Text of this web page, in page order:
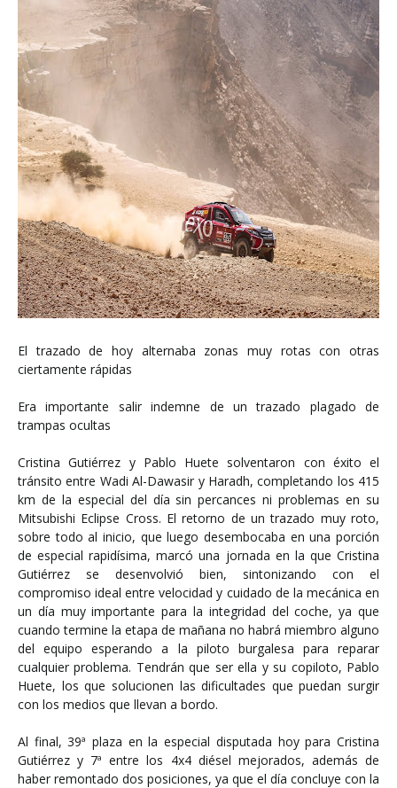
El trazado de hoy alternaba zonas muy rotas con otras
ciertamente rápidas
Era importante salir indemne de un trazado plagado de
trampas ocultas
Cristina Gutiérrez y Pablo Huete solventaron con éxito el
tránsito entre Wadi Al-Dawasir y Haradh, completando los 415
km de la especial del día sin percances ni problemas en su
Mitsubishi Eclipse Cross. El retorno de un trazado muy roto,
sobre todo al inicio, que luego desembocaba en una porción
de especial rapidísima, marcó una jornada en la que Cristina
Gutiérrez se desenvolvió bien, sintonizando con el
compromiso ideal entre velocidad y cuidado de la mecánica en
un día muy importante para la integridad del coche, ya que
cuando termine la etapa de mañana no habrá miembro alguno
del equipo esperando a la piloto burgalesa para reparar
cualquier problema. Tendrán que ser ella y su copiloto, Pablo
Huete, los que solucionen las dificultades que puedan surgir
con los medios que llevan a bordo.
Al final, 39ª plaza en la especial disputada hoy para Cristina
Gutiérrez y 7ª entre los 4x4 diésel mejorados, además de
haber remontado dos posiciones, ya que el día concluye con la